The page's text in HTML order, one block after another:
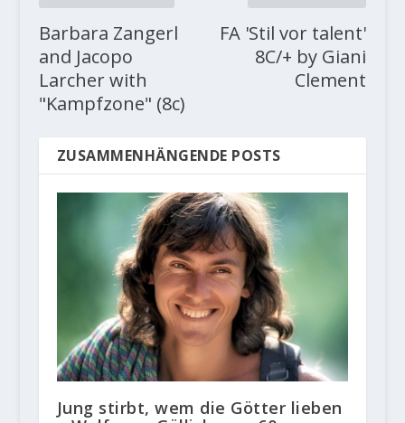
Barbara Zangerl
and Jacopo
Larcher with
"Kampfzone" (8c)
FA 'Stil vor talent'
8C/+ by Giani
Clement
ZUSAMMENHÄNGENDE POSTS
Jung stirbt, wem die Götter lieben